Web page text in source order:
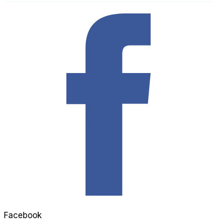
Facebook